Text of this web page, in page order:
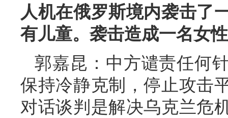
人机在俄罗斯境内袭击了
有儿童。袭击造成一名女
郭嘉昆：中方谴责任何
保持冷静克制，停止攻击
对话谈判是解决乌克兰危